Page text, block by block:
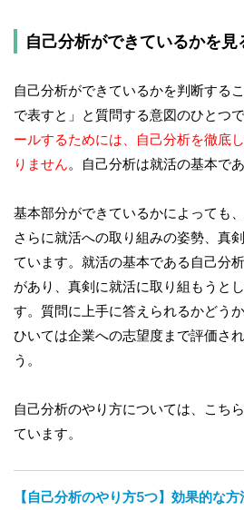
自己分析ができているかを見
自己分析ができているかを判断する
で表すと」と質問する意図のひとつで
ールするためには、自己分析を徹底
りません。自己分析は就活の基本で
基本部分ができているかによっても
さらに就活への取り組みの姿勢、真
ています。就活の基本である自己分
があり、真剣に就活に取り組もうと
す。質問に上手に答えられるかどう
ひいては企業への志望度まで評価さ
う。
自己分析のやり方については、こち
ています。
【自己分析のやり方5つ】効果的な